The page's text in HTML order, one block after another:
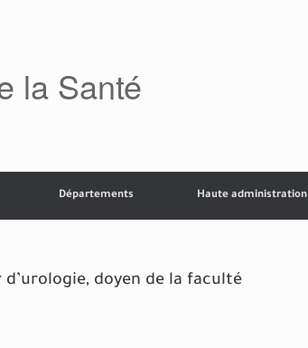
la Santé
Départements Haute administration
doyen de la faculté